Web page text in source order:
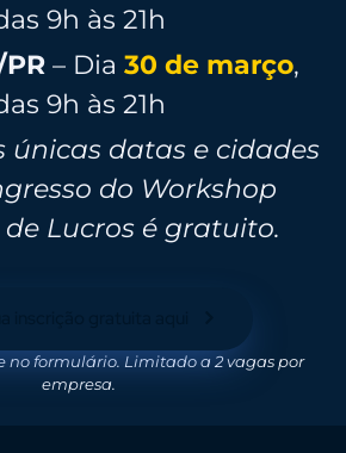
9h às 21h
– Dia 30 de março,
9h às 21h
únicas datas e cidades
do Workshop
Lucros é gratuito.
no formulário. Limitado a 2 vagas por
empresa.